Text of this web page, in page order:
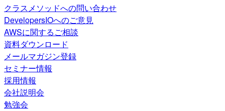
クラスメソッドへの問い合わせ
DevelopersIOへのご意見
AWSに関するご相談
資料ダウンロード
メールマガジン登録
セミナー情報
採用情報
会社説明会
勉強会